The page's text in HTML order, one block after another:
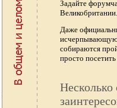
Задайте
Даже
исчерпывающую
собираются
просто
Несколько